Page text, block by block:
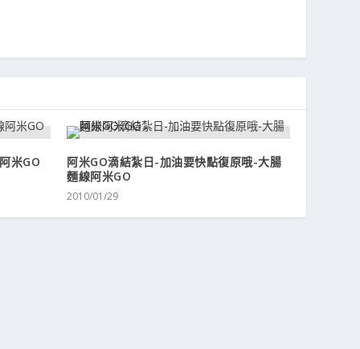
米GO
阿米GO滴結紮日-加油要快點復原哦-大腸
麵線阿米GO
2010/01/29